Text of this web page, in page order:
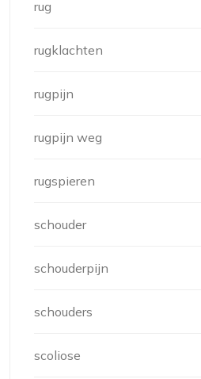
rug
rugklachten
rugpijn
rugpijn weg
rugspieren
schouder
schouderpijn
schouders
scoliose